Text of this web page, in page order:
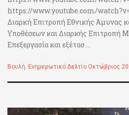
https://www.youtube.com/
Διαρκή Επιτροπή Εθνικής Άμυνας
Υποθέσεων και Διαρκής Επιτροπή
Επεξεργασία και εξέτασ ...
Βουλή, Ενημερωτικό Δελτίο Οκτώβριος